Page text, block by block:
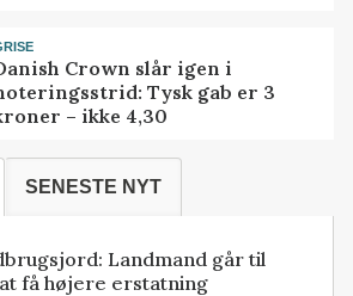
Crown slår igen i
Tysk gab er 3
– ikke 4,30
SENESTE NYT
Landmand går til
få højere erstatning